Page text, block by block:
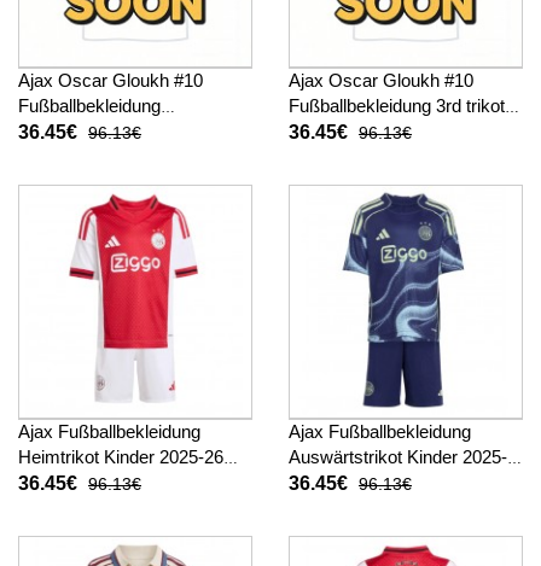
Ajax Oscar Gloukh #10
Fußballbekleidung
Auswärtstrikot Kinder 2026-
36.45€ 96.13€
Ajax Oscar Gloukh #10
Fußballbekleidung 3rd trikot
Kinder 2026-27 Kurzarm (+
36.45€ 96.13€
Ajax Fußballbekleidung
Heimtrikot Kinder 2025-26
Kurzarm (+ kurze hosen)
36.45€ 96.13€
Ajax Fußballbekleidung
Auswärtstrikot Kinder 2025-
26 Kurzarm (+ kurze hosen)
36.45€ 96.13€